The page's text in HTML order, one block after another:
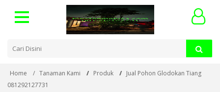
Home Tanaman Kami Produk
Jual Pohon Glodokan Tiang
081292127731